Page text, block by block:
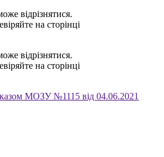
відрізнятися.
на сторінці
відрізнятися.
на сторінці
МОЗУ №1115 від 04.06.2021